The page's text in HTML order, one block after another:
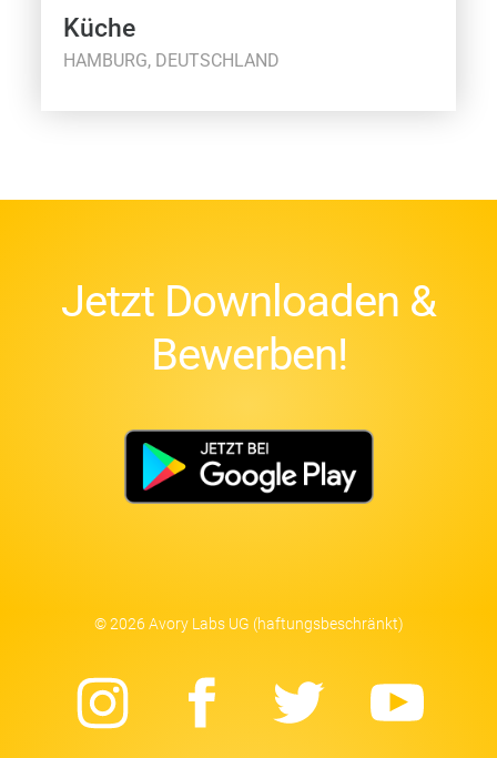
Küche
HAMBURG, DEUTSCHLAND
Jetzt Downloaden &
Bewerben!
© 2026 Avory Labs UG (haftungsbeschränkt)
Instagram
Facebook
Twitter